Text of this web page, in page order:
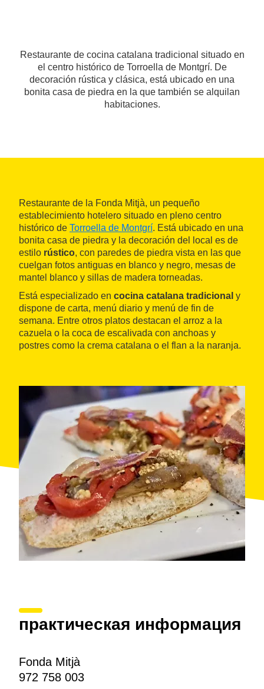
Restaurante de cocina catalana tradicional situado en
el centro histórico de Torroella de Montgrí. De
decoración rústica y clásica, está ubicado en una
bonita casa de piedra en la que también se alquilan
habitaciones.
Restaurante de la Fonda Mitjà, un pequeño
establecimiento hotelero situado en pleno centro
histórico de Torroella de Montgrí. Está ubicado en una
bonita casa de piedra y la decoración del local es de
estilo rústico, con paredes de piedra vista en las que
cuelgan fotos antiguas en blanco y negro, mesas de
mantel blanco y sillas de madera torneadas.
Está especializado en cocina catalana tradicional y
dispone de carta, menú diario y menú de fin de
semana. Entre otros platos destacan el arroz a la
cazuela o la coca de escalivada con anchoas y
postres como la crema catalana o el flan a la naranja.
практическая информация
Fonda Mitjà
972 758 003